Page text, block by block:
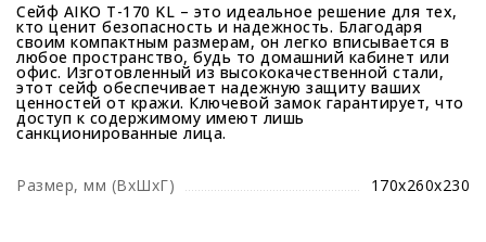
Сейф AIKO T-170 KL – это идеальное решение для тех,
кто ценит безопасность и надежность. Благодаря
своим компактным размерам, он легко вписывается в
любое пространство, будь то домашний кабинет или
офис. Изготовленный из высококачественной стали,
этот сейф обеспечивает надежную защиту ваших
ценностей от кражи. Ключевой замок гарантирует, что
доступ к содержимому имеют лишь
санкционированные лица.
Размер, мм (ВхШхГ) 170х260х230